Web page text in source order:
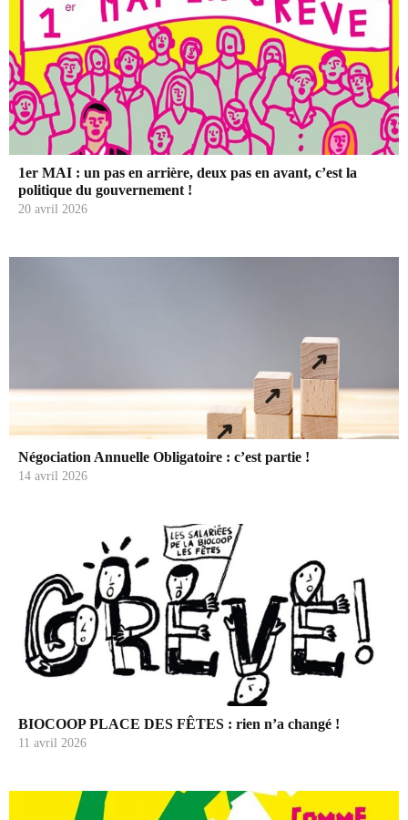
1er MAI : un pas en arrière, deux pas en avant, c’est la
politique du gouvernement !
20 avril 2026
Négociation Annuelle Obligatoire : c’est partie !
14 avril 2026
BIOCOOP PLACE DES FÊTES : rien n’a changé !
11 avril 2026